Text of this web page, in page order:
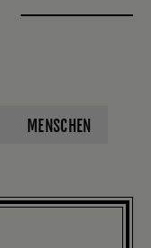
MENSCHEN